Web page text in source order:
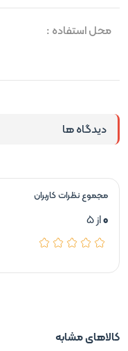
محل استفاده :
کالاهای مشابه
دیدگاه ها
مجموع نظرات کاربران
0از 5